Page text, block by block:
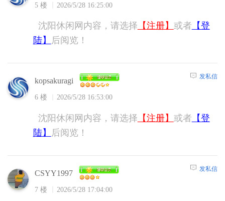
5 楼 2026/5/28 16:25:00
沈阳休闲网内容，请选择 【注册】 或者 【登
陆】
后阅览！
kopsakuragi
6 楼 2026/5/28 16:53:00
发私信
沈阳休闲网内容，请选择 【注册】 或者 【登
陆】
后阅览！
CSYY1997
7 楼 2026/5/28 17:04:00
发私信